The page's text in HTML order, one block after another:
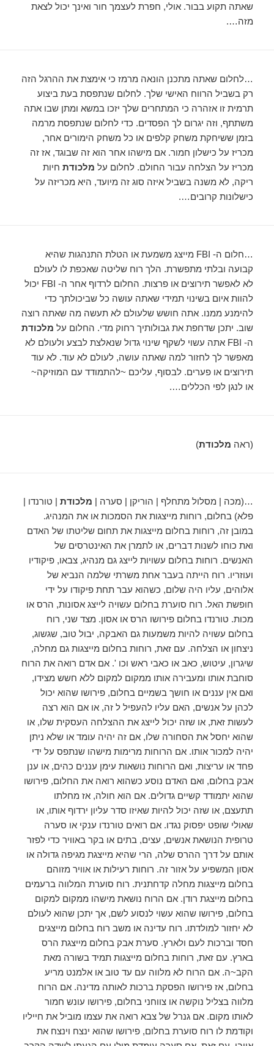
שאתה תקוע בבור. אולי, חפרת לעצמך חור ואינך יכול לצאת
מזה….
…לחלום שאתה מתכנן הונאה מרמז כי אימצת את ההרגל הזה
רק בשביל הרווח האישי שלך. לחלום שנתפסת בעת ביצוע
תרמית זו אזהרה כי המתחרים שלך יזכו במשא ומתן שבו אתה
משתתף, וזה יגרום לך הפסדים. כדי לחלום שנתפסת מרמה
בזמן ששיחקת משחק קלפים או כל משחק הימורים אחר,
מכריז על כישלון חמור. אם מישהו אחר הוא זה שבוגד, אז זה
מכריז על הצלחה עבור החולם. לחלום על מלכודת חיות
ריקה, לא משנה בשביל איזה סוג זה מיועד, היא מכריזה על
כישלונות קרובים….
…חלום ה- FBI מייצג משמעת או הטלת התנהגות שהיא
קבועה ובלתי מתפשרת. הלך רוח שליטה שאכפת לו לעולם
לא לאפשר תירוצים או פרצות. החלום לרדוף אחר ה- FBI יכול
להוות איום בשינוי תמידי שאתה עושה כל שביכולתך כדי
להימנע ממנו. אתה חושש שלעולם לא תעשה מה שאתה רוצה
שוב. יתכן שדחפת את גבולותיך רחוק מדי. החלום על מלכודת
ה- FBI אתה עשוי לשקף שינוי גדול שנאלצת לבצע ולעולם לא
מאפשר לך לחזור למה שאתה עושה, לעולם לא עוד. לא עוד
תירוצים או פערים. לבסוף, עליכם ~להתמודד עם המוזיקה~
או לנגן לפי הכללים….
(ראה מלכודת)
…(מכה | מסלול מתחלף | הוריקן | סערה | מלכודת | טורנדו |
פלא) בחלום, רוחות מייצגות את הסמכות או את המנהיג.
במובן זה, רוחות בחלום מייצגות את תחום שליטתו של האדם
ואת כוחו לשנות דברים, או לתמרן את האינטרסים של
האנשים. רוחות בחלום עשויות לייצג גם מנהיג, צבאו, פיקודיו
ועוזריו. רוח הייתה בעבר אחת משרתי שלמה הנביא של
אלוהים, עליו היה שלום, כשהוא עבר תחת פיקודו על ידי
חופשת האל. רוח סוערת בחלום עשויה לייצג אסונות, הרס או
מכות. טורנדו בחלום פירושו הרס או אסון. מצד שני, רוח
בחלום עשויה להיות משמעות גם האבקה, יבול טוב, שגשוג,
ניצחון או הצלחה. עם זאת, רוחות בחלום מייצגות גם מחלה,
שיגרון, עיטוש, כאב או כאבי ראש וכו '. אם אדם רואה את הרוח
סוחבת אותו ומעבירה אותו ממקום למקום ללא חשש מצידו,
ואם אין עננים או חושך בשמיים בחלום, פירושו שהוא יכול
לכהן על אנשים, האם עליו להעפיל ל זה, או אם הוא רצה
לעשות זאת, או שזה יכול לייצג את ההצלחה העסקית שלו, או
שהוא יחסל את הסחורה שלו, אם זה יהיה עומד או שלא ניתן
יהיה למכור אותו. אם הרוחות מרימות מישהו שנתפס על ידי
פחד או עריצות, ואם הרוחות נושאות עימן עננים כהים, או ענן
אבק בחלום, ואם האדם נוסע כשהוא רואה את החלום, פירושו
שהוא יתמודד קשיים גדולים. אם הוא חולה, אז מחלתו
תתעצם, או שזה יכול להיות שאיזו סדר עליון ירדוף אותו, או
שאולי שופט יפסוק נגדו. אם רואים טורנדו ענקי או סערה
טרופית הנושאת אנשים, עצים, בתים או בקר באוויר כדי לפזר
אותם על דרך ההרס שלה, הרי שהיא מייצגת מגיפה גדולה או
אסון המשפיע על אזור זה. רוחות רעילות או אוויר מזוהם
בחלום מייצגות מחלה קדחתנית. רוח סוערת המלווה ברעמים
בחלום מייצגת רודן. אם הרוח נושאת מישהו ממקום למקום
בחלום, פירושו שהוא עשוי לנסוע לשם, אך יתכן שהוא לעולם
לא יחזור למולדתו. רוח עדינה או משב רוח בחלום מייצגים
חסד וברכות לעם ולארץ. סערת אבק בחלום מייצגת הרס
בארץ. עם זאת, רוחות בחלום מייצגות תמיד בשורה מאת
הקב~ה. אם הרוח לא מלווה עם עד טוב או אלמנט מריע
בחלום, אז פירושו הפסקת ברכות לאותה מדינה. אם הרוח
מלווה בצליל נוקשה או צווחני בחלום, פירושו עונש חמור
לאותו מקום. אם גנרל של צבא רואה את עצמו מוביל את חייליו
וקודמת לו רוח סוערת בחלום, פירושו שהוא ינצח וינצח את